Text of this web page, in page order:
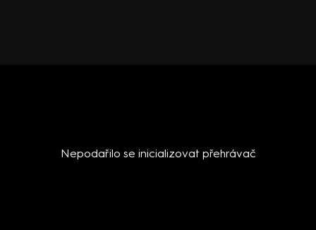
Nepodařilo se inicializovat přehrávač